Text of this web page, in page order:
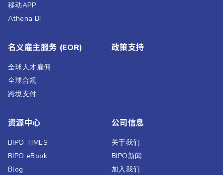
移动APP
Athena BI
名义雇主服务 (EOR)
全球人才雇佣
全球合规
跨境支付
政策支持
资源中心
BIPO TIMES
BIPO eBook
Blog
公司信息
关于我们
BIPO新闻​
加入我们